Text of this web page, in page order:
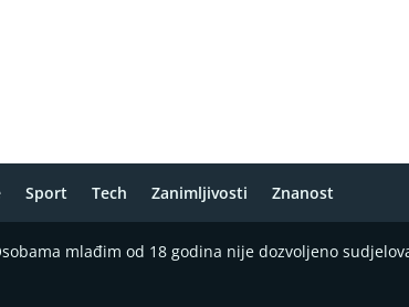
Sport Tech Zanimljivosti Znanost
mlađim od 18 godina nije dozvoljeno